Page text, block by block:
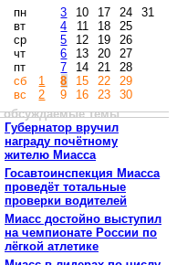
пн
вт
ср
чт
пт
сб
вс
1
2
3
4
5
6
7
8
9
10
11
12
13
14
15
16
17
18
19
20
21
22
23
24
25
26
27
28
29
30
31
обсуждаемые темы
Губернатор вручил
награду почётному
жителю Миасса
Госавтоинспекция Миасса
проведёт тотальные
проверки водителей
Миасс достойно выступил
на чемпионате России по
лёгкой атлетике